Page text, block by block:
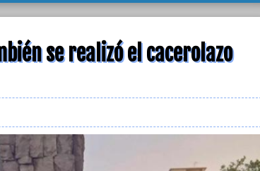
se realizó el cacerolazo